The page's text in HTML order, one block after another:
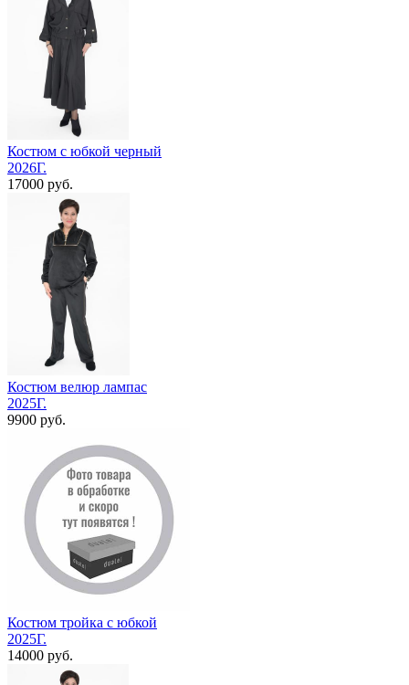
Костюм с юбкой черный
2026Г.
17000 руб.
Костюм велюр лампас
2025Г.
9900 руб.
Костюм тройка с юбкой
2025Г.
14000 руб.